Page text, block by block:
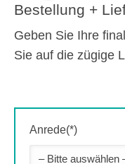
Bestellung +
Geben Sie Ihre
Sie auf die zügige
Anrede(*)